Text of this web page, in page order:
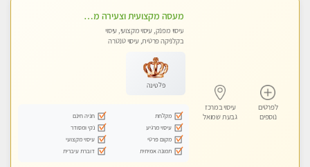
לפרטים
נוספים
עיסוי במרכז
גבעת שמואל
מעסה מקצועית וצעירה מוזמן לחוויה בלתי נשכחת! מומלץ לחלוטין! כל סוגי העיסויים מעסה מקצועית ואיכותית פרטי!!!
עיסוי מפנק, עיסוי מקצועי, עיסוי
בקלניקה פרטית, עיסוי טנטרה
פלטינה
מקלחת
חניה חינם
עיסוי מרגיע
נקי ומסודר
מקום פרטי
עיסוי מקצועי
תמונה אמיתית
דוברת עיברית